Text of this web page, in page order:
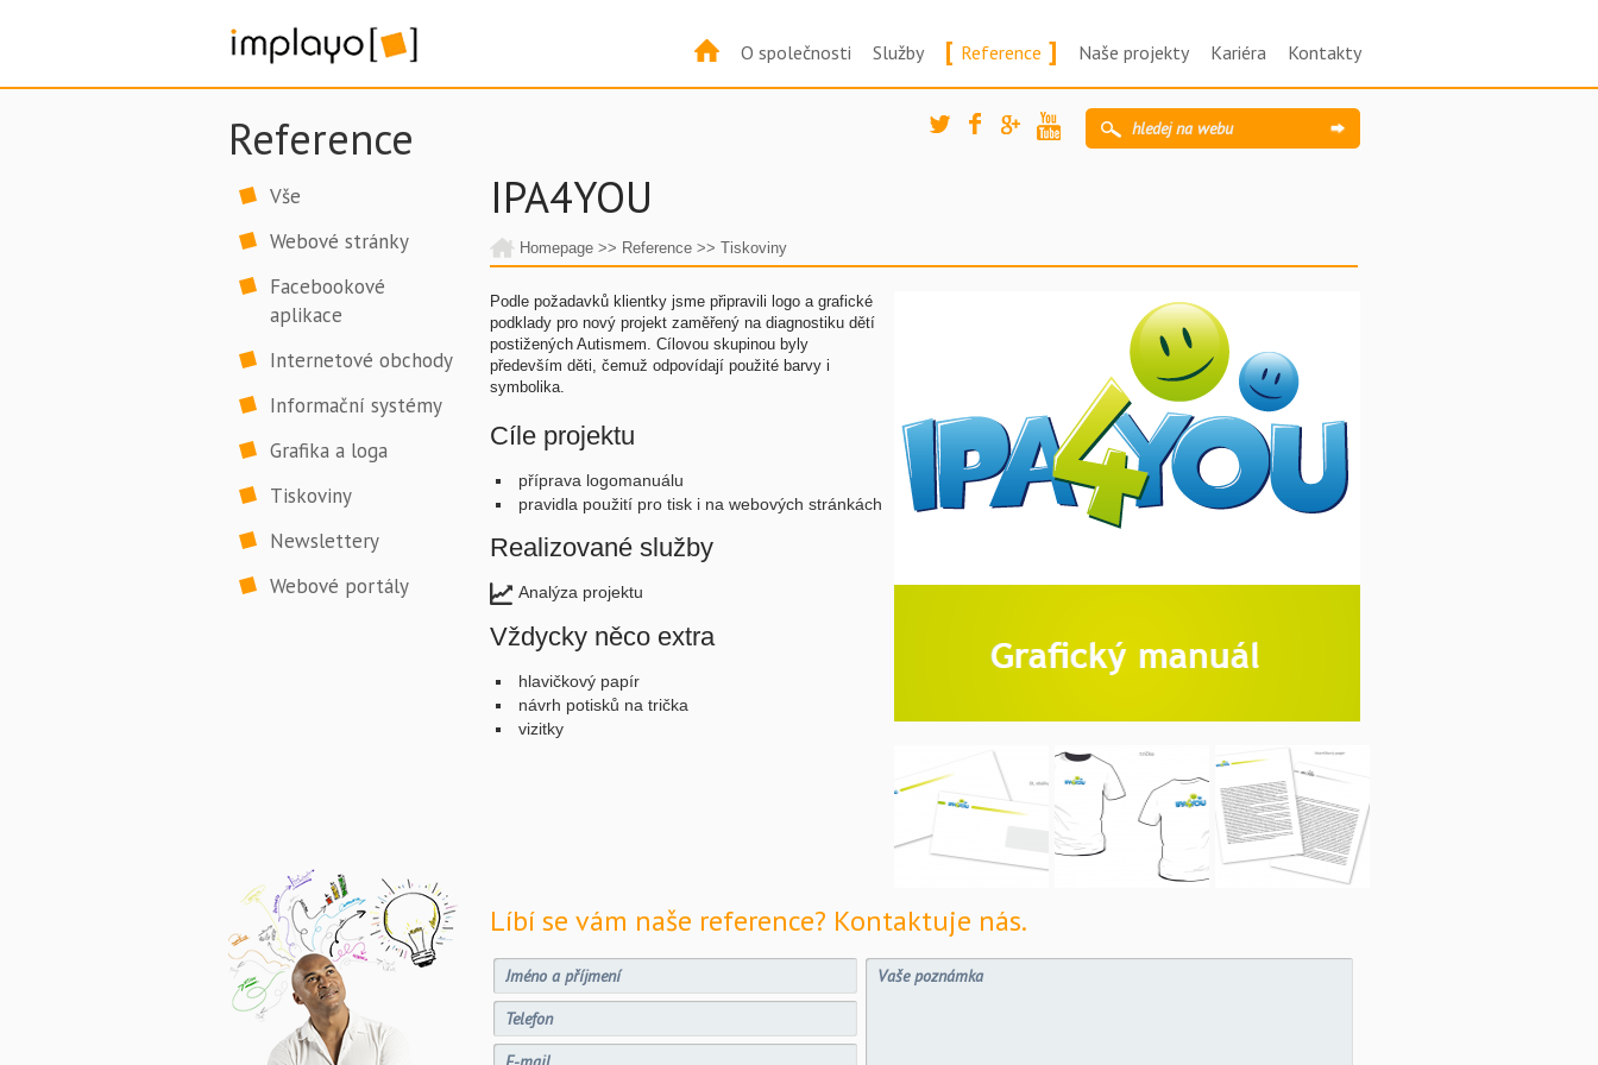
O společnosti Služby [ Reference ] Naše projekty Kariéra Kontakty
Reference
Vše
Webové stránky
Facebookové
aplikace
Internetové obchody
Informační systémy
Grafika a loga
Tiskoviny
Newslettery
Webové portály
IPA4YOU
Homepage >> Reference >> Tiskoviny
Podle požadavků klientky jsme připravili logo a grafické
podklady pro nový projekt zaměřený na diagnostiku dětí
postižených Autismem. Cílovou skupinou byly
především děti, čemuž odpovídají použité barvy i
symbolika.
Cíle projektu
příprava logomanuálu
pravidla použití pro tisk i na webových stránkách
Realizované služby
Analýza projektu
Vždycky něco extra
hlavičkový papír
návrh potisků na trička
vizitky
Líbí se vám naše reference? Kontaktuje nás.